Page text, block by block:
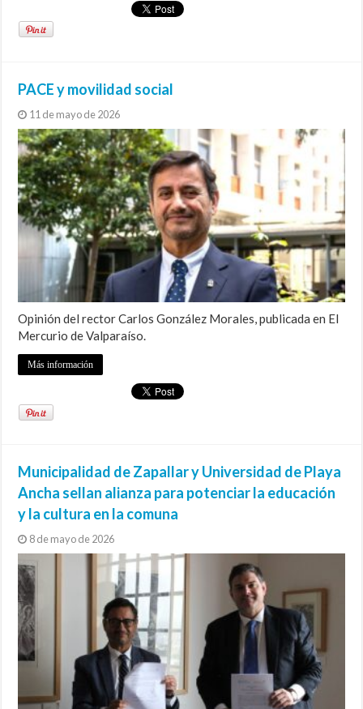
PACE y movilidad social
11 de mayo de 2026
Opinión del rector Carlos González Morales, publicada en El
Mercurio de Valparaíso.
Más información
Municipalidad de Zapallar y Universidad de Playa
Ancha sellan alianza para potenciar la educación
y la cultura en la comuna
8 de mayo de 2026